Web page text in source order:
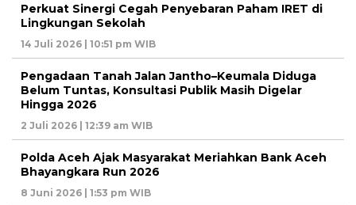
Perkuat Sinergi Cegah Penyebaran Paham IRET di
Lingkungan Sekolah
14 Juli 2026 | 10:51 pm WIB
Pengadaan Tanah Jalan Jantho–Keumala Diduga
Belum Tuntas, Konsultasi Publik Masih Digelar
Hingga 2026
2 Juli 2026 | 12:39 am WIB
Polda Aceh Ajak Masyarakat Meriahkan Bank Aceh
Bhayangkara Run 2026
8 Juni 2026 | 1:53 pm WIB